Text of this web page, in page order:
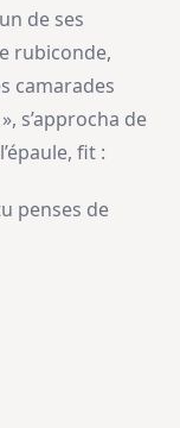
de ses
rubiconde,
camarades
s’approcha de
fit :
penses de